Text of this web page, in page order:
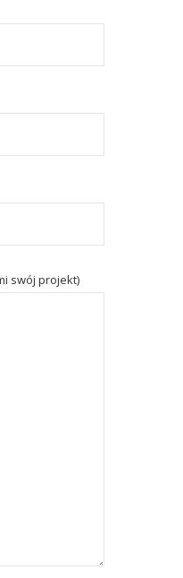
swój projekt)